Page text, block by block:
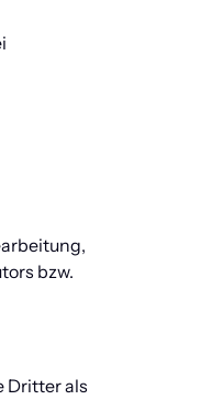
bzw.
Dritter als